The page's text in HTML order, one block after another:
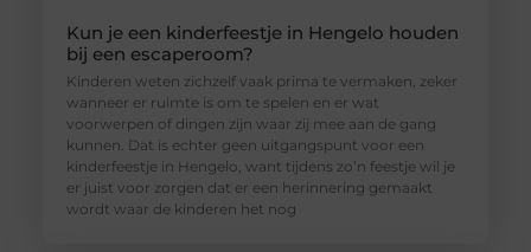
Kun je een kinderfeestje in Hengelo houden
bij een escaperoom?
Kinderen weten zichzelf vaak prima te vermaken, zeker
wanneer er ruimte is om te spelen en er wat
voorwerpen of dingen zijn waar zij mee aan de gang
kunnen. Dat is echter geen uitgangspunt voor een
kinderfeestje in Hengelo, want tijdens zo’n feestje wil je
er juist voor zorgen dat er een herinnering gemaakt
wordt waar de kinderen het nog